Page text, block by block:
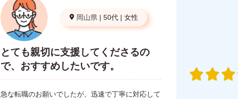
岡山県 | 50代 | 女性
とても親切に支援してくださるの
で、おすすめしたいです。
急な転職のお願いでしたが、迅速で丁寧に対応して